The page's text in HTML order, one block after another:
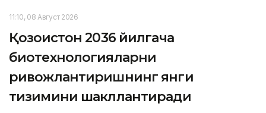
11:10, 08 Август 2026
Қозоғистон 2036 йилгача
биотехнологияларни
ривожлантиришнинг янги
тизимини шакллантиради